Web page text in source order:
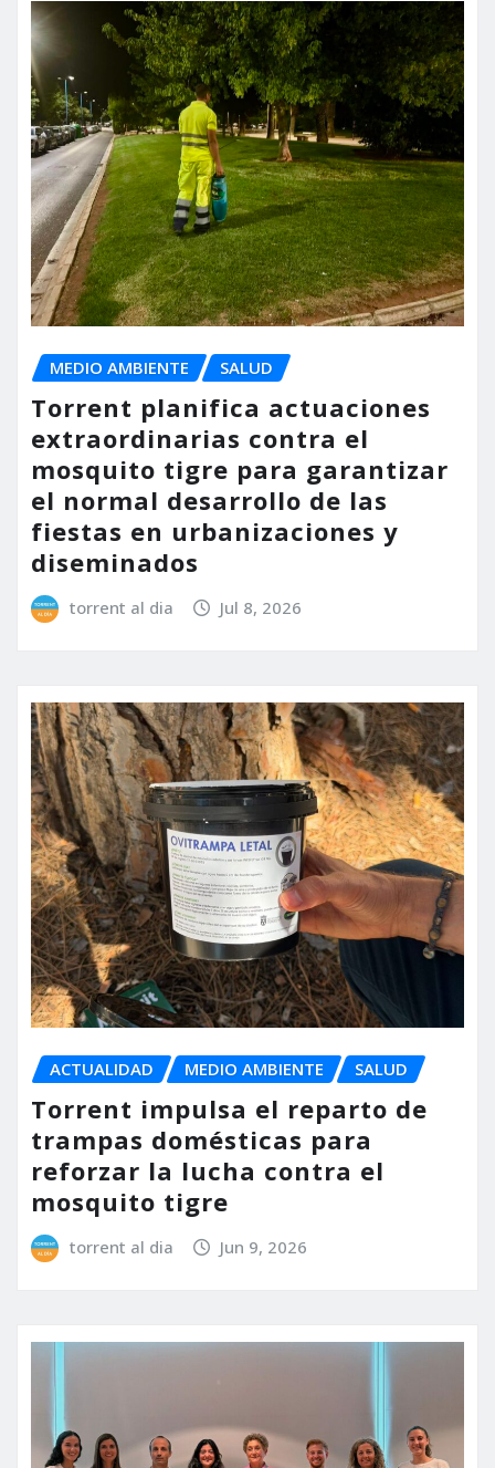
MEDIO AMBIENTE SALUD
Torrent planifica actuaciones
extraordinarias contra el
mosquito tigre para garantizar
el normal desarrollo de las
fiestas en urbanizaciones y
diseminados
torrent al dia Jul 8, 2026
ACTUALIDAD MEDIO AMBIENTE SALUD
Torrent impulsa el reparto de
trampas domésticas para
reforzar la lucha contra el
mosquito tigre
torrent al dia Jun 9, 2026